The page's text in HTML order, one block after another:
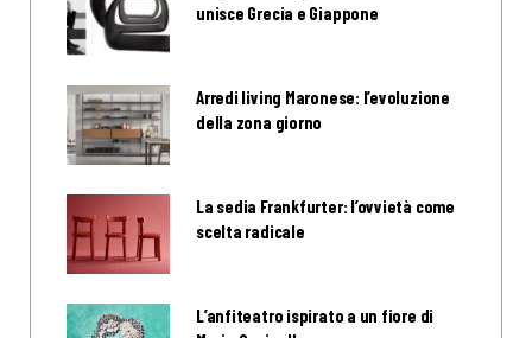
unisce Grecia e Giappone
Arredi living Maronese: l’evoluzione
della zona giorno
La sedia Frankfurter: l’ovvietà come
scelta radicale
L’anfiteatro ispirato a un fiore di